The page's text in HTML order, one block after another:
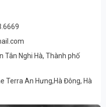
Tân Nghi Hà, Thành phố
Terra An Hưng,Hà Đông, Hà